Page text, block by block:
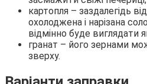
картопля – заздалегідь
охолоджена і нарізана
відмінно буде виглядати
гранат – його зернами
зверху.